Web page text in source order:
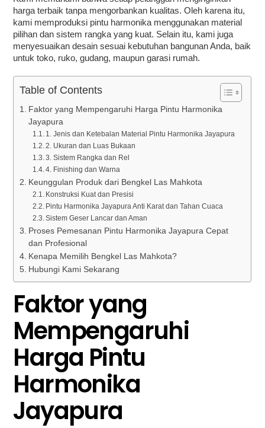
harga terbaik tanpa mengorbankan kualitas. Oleh karena itu,
kami memproduksi pintu harmonika menggunakan material
pilihan dan sistem rangka yang kuat. Selain itu, kami juga
menyesuaikan desain sesuai kebutuhan bangunan Anda, baik
untuk toko, ruko, gudang, maupun garasi rumah.
Table of Contents
Faktor yang Mempengaruhi Harga Pintu Harmonika
Jayapura
1. Jenis dan Ketebalan Material Pintu Harmonika Jayapura
2. Ukuran dan Luas Bukaan
3. Sistem Rangka dan Rel
4. Finishing dan Warna
Keunggulan Produk dari Bengkel Las Mahkota
Konstruksi Kuat dan Presisi
Pintu Harmonika Jayapura Anti Karat dan Tahan Cuaca
Sistem Geser Lancar dan Aman
Proses Pemesanan Pintu Harmonika Jayapura Cepat
dan Profesional
Kenapa Memilih Bengkel Las Mahkota?
Hubungi Kami Sekarang
Faktor yang
Mempengaruhi
Harga Pintu
Harmonika
Jayapura